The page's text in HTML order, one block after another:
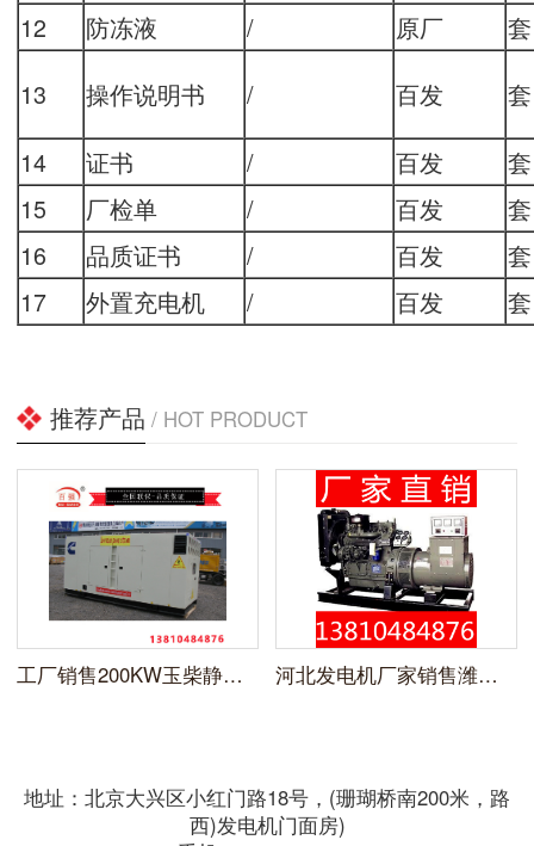
12
防冻液 / 原厂
套
13
操作说明书 / 百发
套
14
证书 / 百发
套
15
厂检单 / 百发
套
16
品质证书 / 百发
套
17
外置充电机 / 百发 套
推荐产品 / HOT PRODUCT
工厂销售200KW玉柴静音柴油发电机 河北发电机厂家销售潍柴系列100kw柴油发电机组
地址：北京大兴区小红门路18号，(珊瑚桥南200米，路
西)发电机门面房)